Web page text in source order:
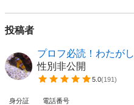
投稿者
プロフ必読！わたがし
性別非公開
5.0(191)
身分証 電話番号